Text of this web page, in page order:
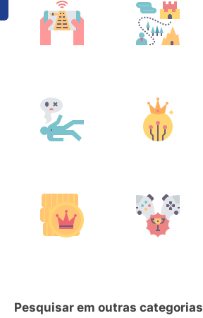
Pesquisar em outras categorias